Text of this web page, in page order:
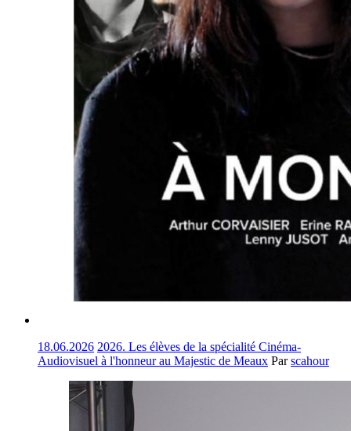
18.06.2026 2026. Les élèves de la spécialité Cinéma-
Audiovisuel à l'honneur au Majestic de Meaux Parscahour